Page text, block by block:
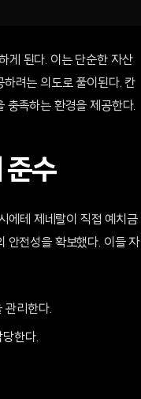
게 된다. 이는 단순한 자산
려는 의도로 풀이된다. 칸
충족하는 환경을 제공한다.
수
에테 제네랄이 직접 예치금
전성을 확보했다. 이들 자
리한다.
한다.